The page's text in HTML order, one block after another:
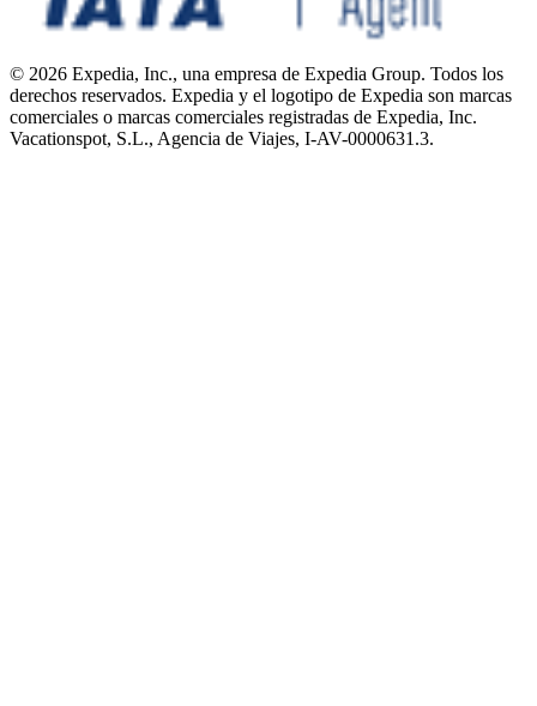
© 2026 Expedia, Inc., una empresa de Expedia Group. Todos los
derechos reservados. Expedia y el logotipo de Expedia son marcas
comerciales o marcas comerciales registradas de Expedia, Inc.
Vacationspot, S.L., Agencia de Viajes, I-AV-0000631.3.